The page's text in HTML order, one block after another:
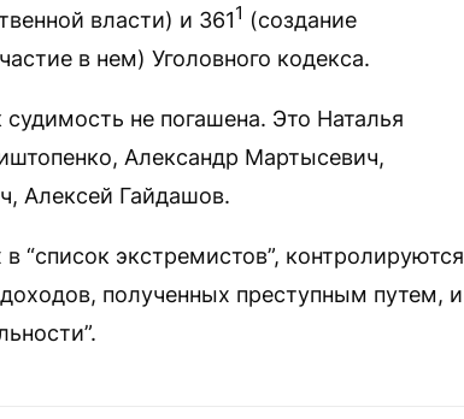
власти) и 3611 (создание
в нем) Уголовного кодекса.
не погашена. Это Наталья
Александр Мартысевич,
Алексей Гайдашов.
экстремистов”, контролируются
полученных преступным путем, и